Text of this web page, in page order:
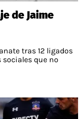
de Jaime
tras 12 ligados
sociales que no